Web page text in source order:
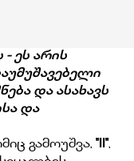
ეს არის
და ასახავს
და
გამოუშვა, ''II'',